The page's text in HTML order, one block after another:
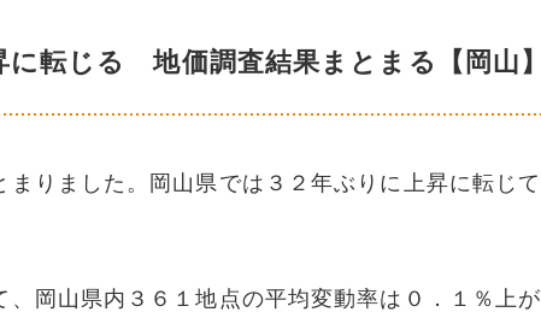
転じる 地価調査結果まとまる【岡山】
りました。岡山県では３２年ぶりに上昇に転じて
岡山県内３６１地点の平均変動率は０．１％上が